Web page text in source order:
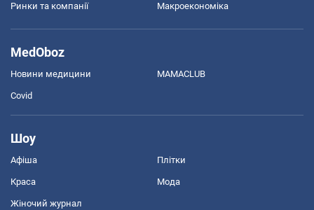
Ринки та компанії Макроекономіка
MedOboz
Новини медицини MAMACLUB
Covid
Шоу
Афіша Плітки
Краса Мода
Жіночий журнал